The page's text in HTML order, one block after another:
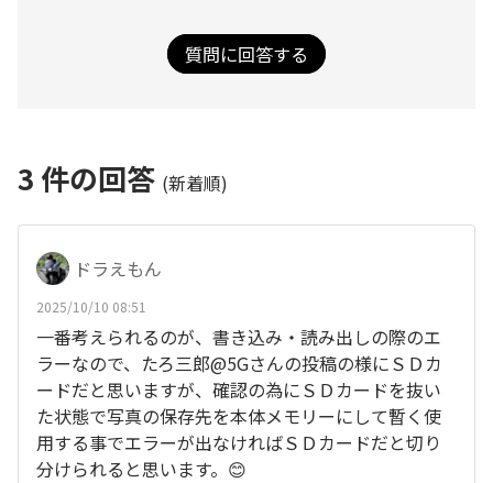
質問に回答する
3 件の回答 (新着順)
ドラえもん
2025/10/10 08:51
一番考えられるのが、書き込み・読み出しの際のエ
ラーなので、たろ三郎@5Gさんの投稿の様にＳＤカ
ードだと思いますが、確認の為にＳＤカードを抜い
た状態で写真の保存先を本体メモリーにして暫く使
用する事でエラーが出なければＳＤカードだと切り
分けられると思います。😊